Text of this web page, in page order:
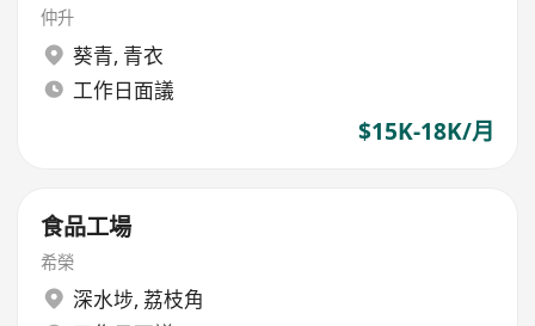
仲升
葵青, 青衣
工作日面議
$15K-18K/月
食品工場
希榮
深水埗, 荔枝角